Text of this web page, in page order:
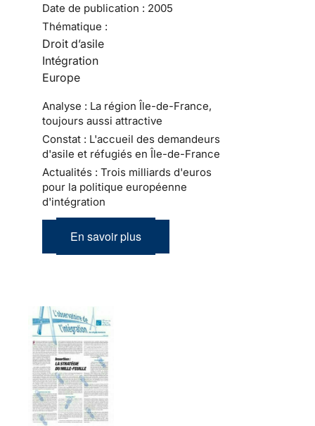
Date de publication : 2005
Thématique :
Droit d’asile
Intégration
Europe
Analyse : La région Île-de-France,
toujours aussi attractive
Constat : L'accueil des demandeurs
d'asile et réfugiés en Île-de-France
Actualités : Trois milliards d'euros
pour la politique européenne
d'intégration
En savoir plus